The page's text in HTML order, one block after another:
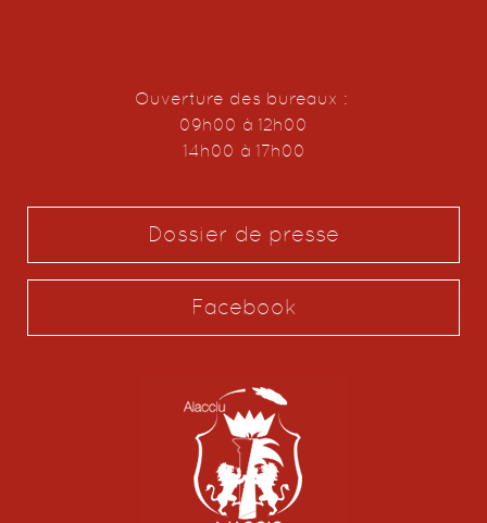
Ouverture des bureaux :
09h00 à 12h00
14h00 à 17h00
Dossier de presse
Facebook